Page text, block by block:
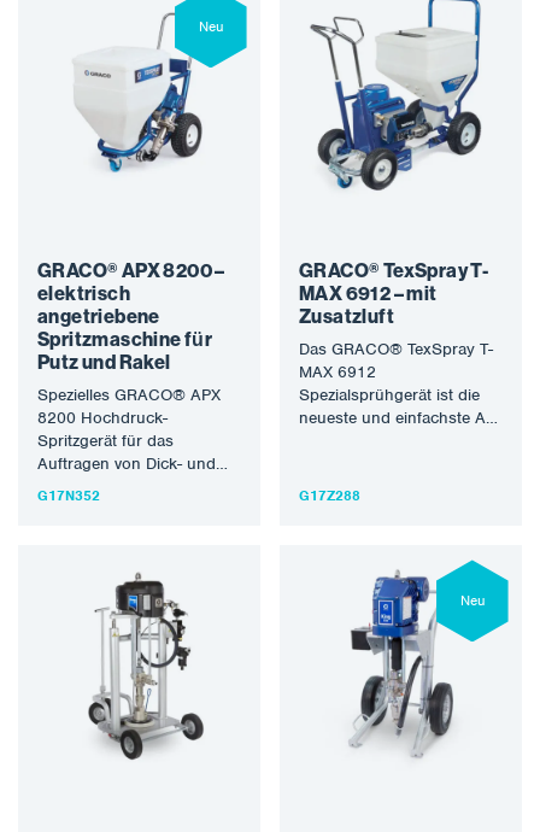
Neu
GRACO® APX 8200 –
elektrisch
angetriebene
Spritzmaschine für
Putz und Rakel
Spezielles GRACO® APX
8200 Hochdruck-
Spritzgerät für das
Auftragen von Dick- und
Dünnfilmbeschichtungen.
G17N352
GRACO® TexSpray T-
MAX 6912 – mit
Zusatzluft
Das GRACO® TexSpray T-
MAX 6912
Spezialsprühgerät ist die
neueste und einfachste Art,
Zusätzen an…
G17Z288
Neu